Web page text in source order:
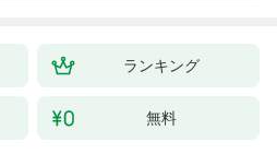
ランキング
無料